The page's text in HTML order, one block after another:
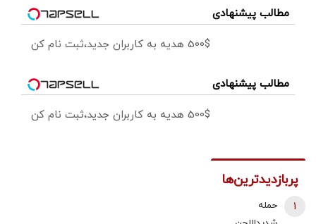
مطالب پیشنهادی
500$ هدیه به کاربران جدید،ثبت نام کن
مطالب پیشنهادی
500$ هدیه به کاربران جدید،ثبت نام کن
پربازدیدترین‌ها
حمله
1